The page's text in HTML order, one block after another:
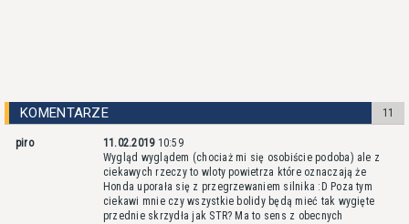
KOMENTARZE 11
piro 11.02.2019 10:59
Wygląd wyglądem (chociaż mi się osobiście podoba) ale z
ciekawych rzeczy to wloty powietrza które oznaczają że
Honda uporała się z przegrzewaniem silnika :D Poza tym
ciekawi mnie czy wszystkie bolidy będą mieć tak wygięte
przednie skrzydła jak STR? Ma to sens z obecnych